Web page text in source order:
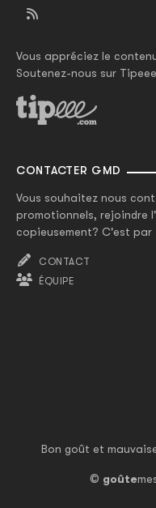
Bon goût et
© goûte
Vous appréciez le
Soutenez-nous sur
CONTACTER GMD
Vous souhaitez nous
promotionnels, rejoindre
copieusement? C'est par
CONTACT
ÉQUIPE